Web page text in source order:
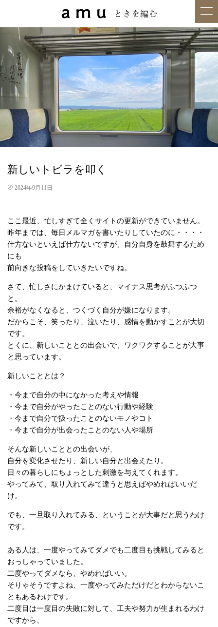
新しいトビラを叩く
2024年9月11日
ここ最近、忙しすぎて全くサイトの更新ができていません。
昨年までは、毎日メルマガを書いたりしていたのに・・・・
仕方ないといえば仕方ないですが、自分自身を鼓舞するため
にも
前向きな投稿をしていきたいですね。
さて、忙しさにかまけていると、マイナス思考がふつふつ
と。
余裕がなくなると、つくづく自分が嫌になります。
だからこそ、笑ったり、泣いたり、感情を動かすことが大切
です。
とくに、新しいこととの出会いで、ワクワクすることが大事
と思っています。
新しいこととは？
・今まで自分の中になかった考えや情報
・今まで自分がやったことのない行動や経験
・今まで自分で扱ったことのないモノやコト
・今まで自分が出会ったことのない人や場所
そんな新しいこととの出会いが、
自分を変化させたり、新しい自分と出会えたり。
日々の暮らしにちょっとした刺激を与えてくれます。
やってみて、取り入れてみて違うと思えばやめればいいだ
け。
でも、一旦取り入れてみる、ということが大事だと思うわけ
です。
ある人は、一度やってみてダメでも二度目も挑戦してみると
おっしゃっていました。
二度やってダメなら、やめればいい。
そりゃそうですよね、一度やってみただけだとわからないこ
ともあるわけです。
二度目は一度目の失敗に対して、工夫や努力が生まれるわけ
ですから、